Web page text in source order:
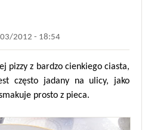
2012 - 18:54
pizzy z bardzo cienkiego ciasta,
często jadany na ulicy, jako
prosto z pieca.